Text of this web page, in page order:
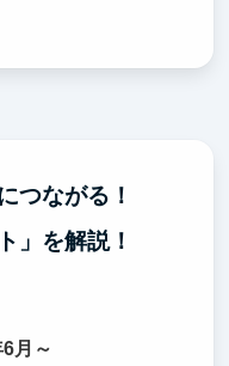
つながる！
」を解説！
月～